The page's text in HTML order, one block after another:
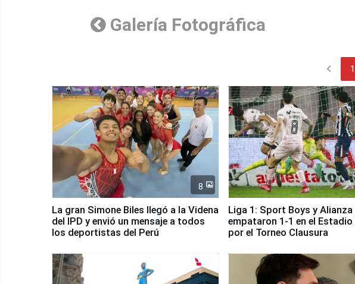
Galería Fotográfica
chevron_left 1
8
La gran Simone Biles llegó a la Videna
del IPD y envió un mensaje a todos
los deportistas del Perú
Liga 1: Sport Boys y Alianza
empataron 1-1 en el Estadio
por el Torneo Clausura